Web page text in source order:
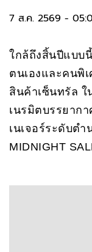
7 ส.ค. 2569 -
ใกล้ถึงสิ้นปีแบบ
ตนเองและคนพิ
สินค้าเซ็นทรัล ใ
เนรมิตบรรยาก
เนเจอร์ระดับตำ
MIDNIGHT